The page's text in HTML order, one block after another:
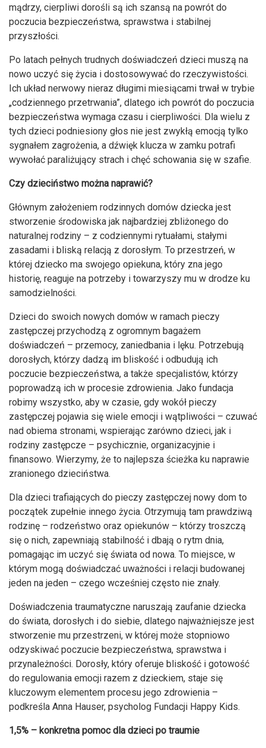
mądrzy, cierpliwi dorośli są ich szansą na powrót do
poczucia bezpieczeństwa, sprawstwa i stabilnej
przyszłości.
Po latach pełnych trudnych doświadczeń dzieci muszą na
nowo uczyć się życia i dostosowywać do rzeczywistości.
Ich układ nerwowy nieraz długimi miesiącami trwał w trybie
„codziennego przetrwania”, dlatego ich powrót do poczucia
bezpieczeństwa wymaga czasu i cierpliwości. Dla wielu z
tych dzieci podniesiony głos nie jest zwykłą emocją tylko
sygnałem zagrożenia, a dźwięk klucza w zamku potrafi
wywołać paraliżujący strach i chęć schowania się w szafie.
Czy dzieciństwo można naprawić?
Głównym założeniem rodzinnych domów dziecka jest
stworzenie środowiska jak najbardziej zbliżonego do
naturalnej rodziny – z codziennymi rytuałami, stałymi
zasadami i bliską relacją z dorosłym. To przestrzeń, w
której dziecko ma swojego opiekuna, który zna jego
historię, reaguje na potrzeby i towarzyszy mu w drodze ku
samodzielności.
Dzieci do swoich nowych domów w ramach pieczy
zastępczej przychodzą z ogromnym bagażem
doświadczeń – przemocy, zaniedbania i lęku. Potrzebują
dorosłych, którzy dadzą im bliskość i odbudują ich
poczucie bezpieczeństwa, a także specjalistów, którzy
poprowadzą ich w procesie zdrowienia. Jako fundacja
robimy wszystko, aby w czasie, gdy wokół pieczy
zastępczej pojawia się wiele emocji i wątpliwości – czuwać
nad obiema stronami, wspierając zarówno dzieci, jak i
rodziny zastępcze – psychicznie, organizacyjnie i
finansowo. Wierzymy, że to najlepsza ścieżka ku naprawie
zranionego dzieciństwa.
Dla dzieci trafiających do pieczy zastępczej nowy dom to
początek zupełnie innego życia. Otrzymują tam prawdziwą
rodzinę – rodzeństwo oraz opiekunów – którzy troszczą
się o nich, zapewniają stabilność i dbają o rytm dnia,
pomagając im uczyć się świata od nowa. To miejsce, w
którym mogą doświadczać uważności i relacji budowanej
jeden na jeden – czego wcześniej często nie znały.
Doświadczenia traumatyczne naruszają zaufanie dziecka
do świata, dorosłych i do siebie, dlatego najważniejsze jest
stworzenie mu przestrzeni, w której może stopniowo
odzyskiwać poczucie bezpieczeństwa, sprawstwa i
przynależności. Dorosły, który oferuje bliskość i gotowość
do regulowania emocji razem z dzieckiem, staje się
kluczowym elementem procesu jego zdrowienia –
podkreśla Anna Hauser, psycholog Fundacji Happy Kids.
1,5% – konkretna pomoc dla dzieci po traumie